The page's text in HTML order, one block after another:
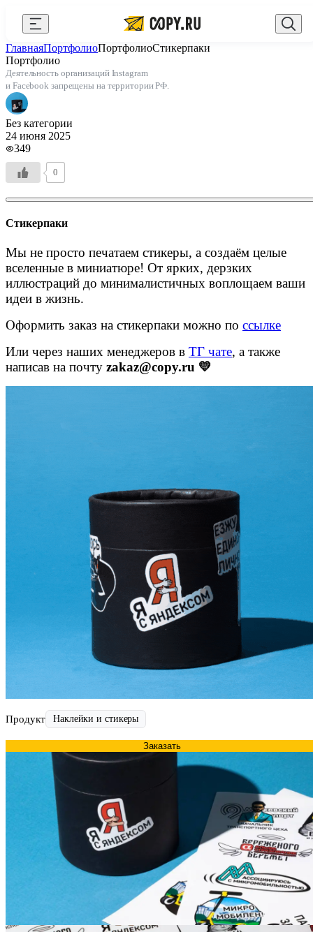
Выберите город
+7 (495) 156-10-00
AI Copy.ru
API и интеграции
Сувениры с логотипом
Для бизнеса
Калькулятор
Публичная оферта
Клуб привилегий
Вакансии
О компании
Закрыть
ГлавнаяПортфолиоПортфолиоСтикерпаки
Портфолио
Деятельность организаций Instagram
и Facebook запрещены на территории РФ.
Без категории
24 июня 2025
349
0
Стикерпаки
Мы не просто печатаем стикеры, а создаём целые
вселенные в миниатюре! От ярких, дерзких
иллюстраций до минималистичных воплощаем ваши
идеи в жизнь.
Оформить заказ на стикерпаки можно по ссылке
Или через наших менеджеров в ТГ чате, а также
написав на почту zakaz@copy.ru 💛
Продукт Наклейки и стикеры
Заказать